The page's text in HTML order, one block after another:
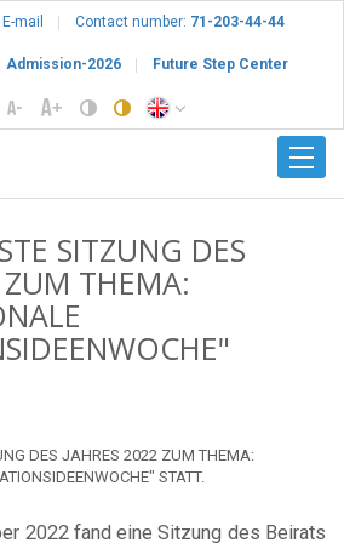
E-mail Contact number: 71-203-44-44
Admission-2026 Future Step Center
SITZUNG DES
ZUM THEMA:
DES JAHRES 2022 ZUM THEMA:
STATT.
2022 fand eine Sitzung des Beirats